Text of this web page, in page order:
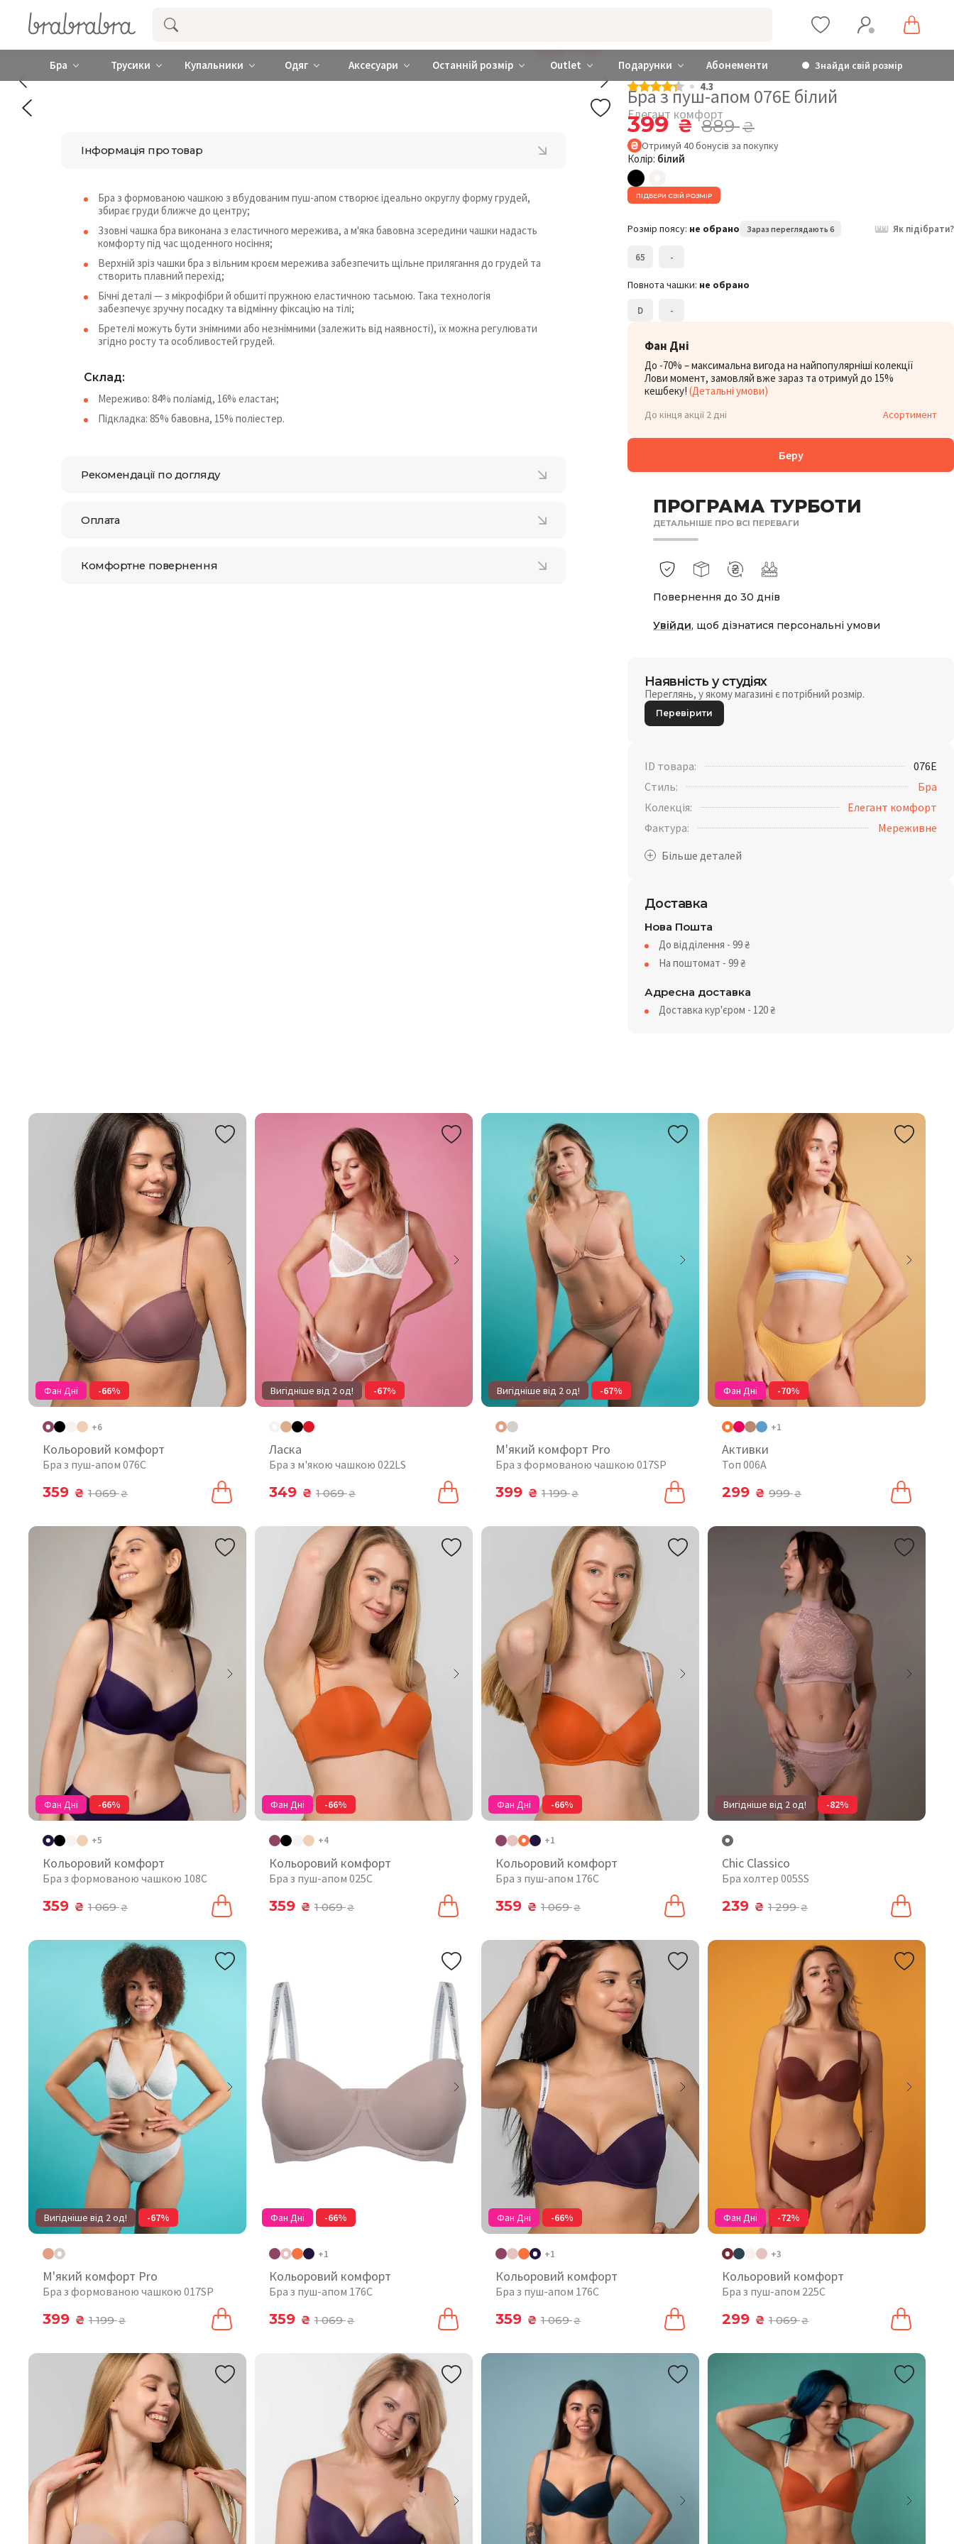
Купити нижню жіночу білизну ❤️ brabrabra ❤️ Київ та Україна
Бра Трусики Купальники Одяг Аксесуари Останній розмір Outlet Подарунки Абонементи Знайди свій розмір
ДОДАЙ ТРУСИКИ
4.3
Бра з пуш-апом 076Е білий
Елегант комфорт
399₴ 889₴
Отримуй 40бонусів за покупку
Колір: білий
ПІДБЕРИ СВІЙ РОЗМІР
Розмір поясу: не обрано Зараз переглядають 6 Як підібрати?
65 -
Повнота чашки: не обрано
D -
Фан Дні
До -70% – максимальна вигода на найпопулярніші колекції
Лови момент, замовляй вже зараз та отримуй до 15%
кешбеку! (Детальні умови)
До кінця акції 2 дні Асортимент
Беру
ПРОГРАМА ТУРБОТИ
ДЕТАЛЬНІШЕ ПРО ВСІ ПЕРЕВАГИ
Повернення до 30 днів
Увійди, щоб дізнатися персональні умови
Наявність у студіях
Переглянь, у якому магазині є потрібний розмір.
Перевірити
ID товара:
076E
Стиль:
Бра
Колекція:
Елегант комфорт
Фактура:
Мереживне
Доставка
Нова Пошта
До відділення - 99₴
На поштомат - 99₴
Адресна доставка
Доставка кур'єром - 120₴
Інформація про товар
Бра з формованою чашкою з вбудованим пуш-апом створює ідеально округлу форму грудей,
збирає груди ближче до центру;
Ззовні чашка бра виконана з еластичного мережива, а м'яка бавовна зсередини чашки надасть
комфорту під час щоденного носіння;
Верхній зріз чашки бра з вільним кроєм мережива забезпечить щільне прилягання до грудей та
створить плавний перехід;
Бічні деталі — з мікрофібри й обшиті пружною еластичною тасьмою. Така технологія
забезпечує зручну посадку та відмінну фіксацію на тілі;
Бретелі можуть бути знімними або незнімними (залежить від наявності), їх можна регулювати
згідно росту та особливостей грудей.
Склад:
Мереживо: 84% поліамід, 16% еластан;
Підкладка: 85% бавовна, 15% поліестер.
Рекомендації по догляду
Оплата
Комфортне повернення
Фан Дні -66%
+6
Кольоровий комфорт
Бра з пуш-апом 076C
359 ₴ 1 069₴
Вигідніше від 2 од! -67%
Ласка
Бра з м'якою чашкою 022LS
349 ₴ 1 069₴
Вигідніше від 2 од! -67%
М'який комфорт Pro
Бра з формованою чашкою 017SP
399 ₴ 1 199₴
Фан Дні -70%
+1
Активки
Топ 006A
299 ₴ 999₴
Фан Дні -66%
+5
Кольоровий комфорт
Бра з формованою чашкою 108C
359 ₴ 1 069₴
Фан Дні -66%
+4
Кольоровий комфорт
Бра з пуш-апом 025C
359 ₴ 1 069₴
Фан Дні -66%
+1
Кольоровий комфорт
Бра з пуш-апом 176C
359 ₴ 1 069₴
Вигідніше від 2 од! -82%
Chic Classico
Бра холтер 005SS
239 ₴ 1 299₴
Вигідніше від 2 од! -67%
М'який комфорт Pro
Бра з формованою чашкою 017SP
399 ₴ 1 199₴
Фан Дні -66%
+1
Кольоровий комфорт
Бра з пуш-апом 176C
359 ₴ 1 069₴
Фан Дні -66%
+1
Кольоровий комфорт
Бра з пуш-апом 176C
359 ₴ 1 069₴
Фан Дні -72%
+3
Кольоровий комфорт
Бра з пуш-апом 225C
299 ₴ 1 069₴